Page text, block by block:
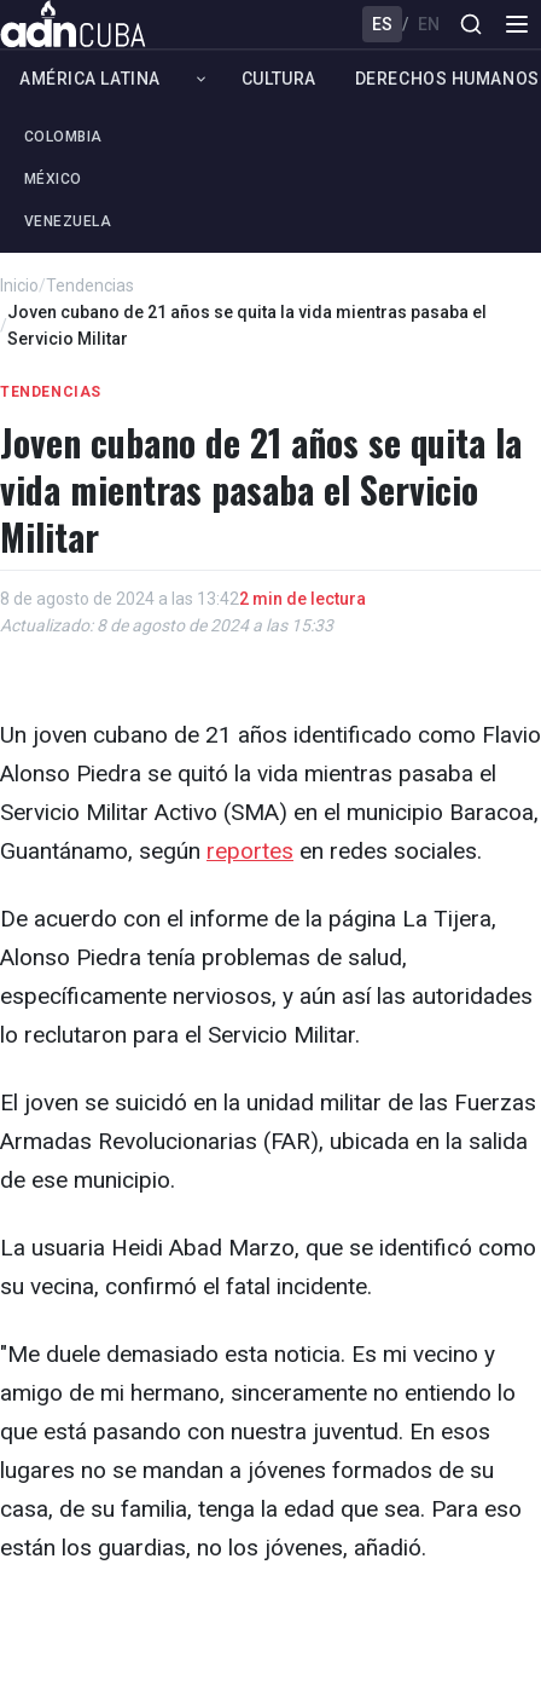
ES / EN
AMÉRICA LATINA
COLOMBIA
MÉXICO
VENEZUELA
CULTURA DERECHOS HUMANOS
Inicio/Tendencias
/
Joven cubano de 21 años se quita la vida mientras pasaba el
Servicio Militar
TENDENCIAS
Joven cubano de 21 años se quita la
vida mientras pasaba el Servicio
Militar
8 de agosto de 2024 a las 13:422 min de lectura
Actualizado: 8 de agosto de 2024 a las 15:33
Un joven cubano de 21 años identificado como Flavio
Alonso Piedra se quitó la vida mientras pasaba el
Servicio Militar Activo (SMA) en el municipio Baracoa,
Guantánamo, según reportes en redes sociales.
De acuerdo con el informe de la página La Tijera,
Alonso Piedra tenía problemas de salud,
específicamente nerviosos, y aún así las autoridades
lo reclutaron para el Servicio Militar.
El joven se suicidó en la unidad militar de las Fuerzas
Armadas Revolucionarias (FAR), ubicada en la salida
de ese municipio.
La usuaria Heidi Abad Marzo, que se identificó como
su vecina, confirmó el fatal incidente.
"Me duele demasiado esta noticia. Es mi vecino y
amigo de mi hermano, sinceramente no entiendo lo
que está pasando con nuestra juventud. En esos
lugares no se mandan a jóvenes formados de su
casa, de su familia, tenga la edad que sea. Para eso
están los guardias, no los jóvenes, añadió.